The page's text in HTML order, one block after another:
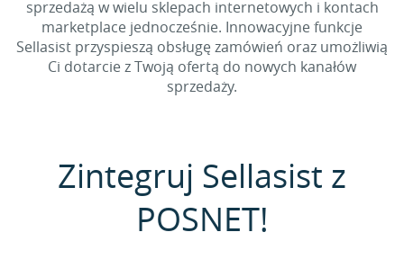
sprzedażą w wielu sklepach internetowych i kontach
marketplace jednocześnie. Innowacyjne funkcje
Sellasist przyspieszą obsługę zamówień oraz umożliwią
Ci dotarcie z Twoją ofertą do nowych kanałów
sprzedaży.
Zintegruj Sellasist z
POSNET!